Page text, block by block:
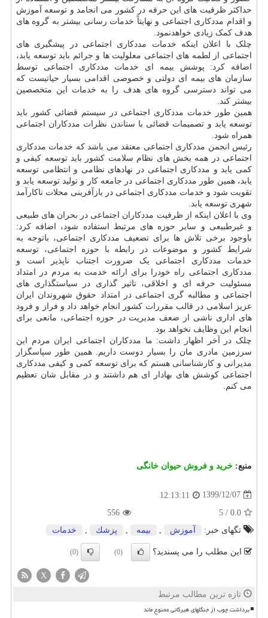
حداکثر ظرفیت های این حرفه در کشور می انجامد و توسعه آموزش
و اقدام مددکاری اجتماعی و نهایتاً خدمات رسانی بیشتر به گروه های
هدف کمک زیادی خواهدنمود.
چلک با اعلان اینکه خدمات مددکاری اجتماعی در پیشگیری های
اجتماعی از لطمه های اجتماعی معلولیت ها و جرائم باید توسعه یابد،
اضافه کرد: پوشش بیمه ای خدمات مددکاری اجتماعی توسط
سازمان های بیمه ای دولتی و خصوصی اقدامی بسیار حیاتیست که
می تواند دسترسی گروه های هدف را به خدمات این متخصصین
بیشتر کند.
همین طور خدمات مددکاری اجتماعی در سیستم قضائی کشور باید
توسعه یابد و تصمیمات قضائی با ستاندن نظرات مددکاران اجتماعی
همراه شود.
رئیس انجمن مددکاری اجتماعی معتقد می باشد که خدمات مددکاری
اجتماعی در همه بخش های نظام سلامت کشور باید توسعه کیفی و
کمی یابد و مددکاری اجتماعی در نهادهای نظامی و انتظامی توسعه
یابد، همین طور مددکاری اجتماعی در جامعه کار و تولید توسعه یابد و
تقویت شود و خدمات مددکاری اجتماعی در بازآفرینی محلات ناکارآمد
شهری توسعه یابد.
وی با اعلان اینکه از ظرفیت مددکاران اجتماعی در بحران های طبیعی
و غیرطبیعی و سایر حوزه های مرتبط استفاده شود، اضافه کرد:
باوجود برخی تلاش ها برای تضعیف مددکاری اجتماعی، باتوجه به
شرایط کشور و موضوعات در رابطه با حوزه اجتماعی، توسعه
خدمات مددکاری اجتماعی یک ضرورت اجتناب ناپذیر است و
مددکاری اجتماعی راه خودرا برای ارائه خدمت به مردم در امتداد
مسئولیت حرفه ای و اخلاقی، تاثیر گذاری در سیاستگذاری های
اجتماعی و مطالبه گری اجتماعی در امتداد حقوق شهروندان ایران
عزیز اسلامی در قالب مقررات کشور انجام خواهد داد و فراز و فرود
های اداری ناشی از ضعف مدیریت در حوزه اجتماعی، مانعی برای
انجام این وظایف نخواهد بود.
چلک در آخر اظهار داشت: ما مددکاران اجتماعی ایران مردم این
سرزمین مادری مان را بسیار دوست داریم. همین طور سپاسگزار
مدیرانی و کارشناسانی هستم که برای توسعه کمی و کیفی مددکاری
اجتماعی کوشش های بهادار ای هم داشتند و در مقابل شان تعظیم
می کنم.
منبع: خرید و فروش حیوان خانگی
1399/12/07
12:13:11
0.0
/
5
556
تگهای خبر:
آموزش بیمه پزشك خدمات
این مطلب را می پسندید؟ (0)
(0)
X
تازه ترین مطالب مرتبط
برداشت چوب از جنگلهای هیرکانی ممنوع ماند